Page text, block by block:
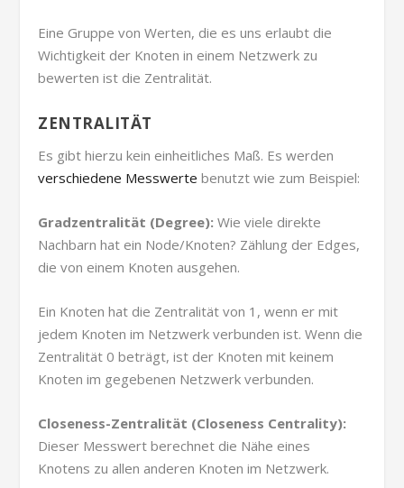
Eine Gruppe von Werten, die es uns erlaubt die
Wichtigkeit der Knoten in einem Netzwerk zu
bewerten ist die Zentralität.
ZENTRALITÄT
Es gibt hierzu kein einheitliches Maß. Es werden
verschiedene Messwerte benutzt wie zum Beispiel:
Gradzentralität (Degree):Wie viele direkte
Nachbarn hat ein Node/Knoten? Zählung der Edges,
die von einem Knoten ausgehen.
Ein Knoten hat die Zentralität von 1, wenn er mit
jedem Knoten im Netzwerk verbunden ist. Wenn die
Zentralität 0 beträgt, ist der Knoten mit keinem
Knoten im gegebenen Netzwerk verbunden.
Closeness-Zentralität (Closeness Centrality):
Dieser Messwert berechnet die Nähe eines
Knotens zu allen anderen Knoten im Netzwerk.